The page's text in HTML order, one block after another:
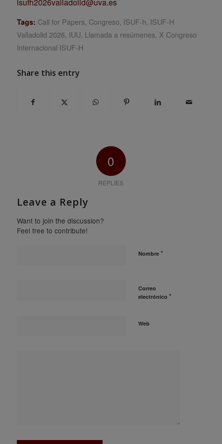
Tags: Call for Papers, Congreso ISUF-h ISUF-H
Valladolid 2026 IUU Llamada a resúmenes, X Congreso
Internacional ISUF-H
Share this entry
0
REPLIES
Leave a Reply
Want to join the discussion?
Feel free to contribute!
Nombre *
Correo
electrónico *
Web